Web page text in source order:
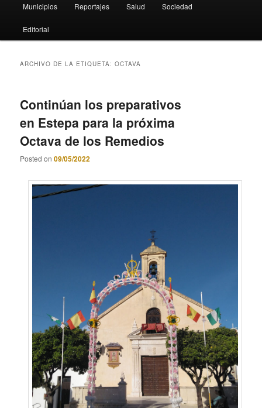
Municipios Reportajes Salud Sociedad
Editorial
ARCHIVO DE LA ETIQUETA:OCTAVA
Continúan los preparativos
en Estepa para la próxima
Octava de los Remedios
Posted on09/05/2022